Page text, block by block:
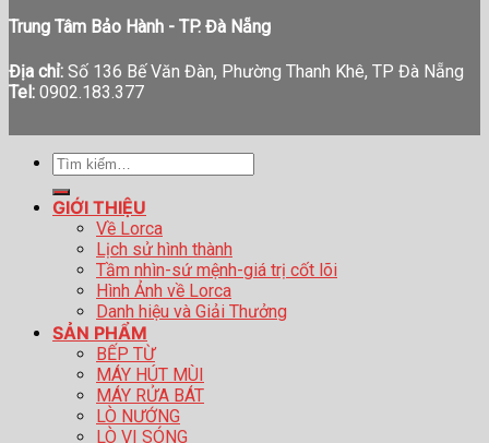
Trung Tâm Bảo Hành - TP. Đà Nẵng
Địa chỉ: Số 136 Bế Văn Đàn, Phường Thanh Khê, TP Đà Nẵng
Tel: 0902.183.377
Tìm
kiếm:
GIỚI THIỆU
Về Lorca
Lịch sử hình thành
Tầm nhìn-sứ mệnh-giá trị cốt lõi
Hình Ảnh về Lorca
Danh hiệu và Giải Thưởng
SẢN PHẨM
BẾP TỪ
MÁY HÚT MÙI
MÁY RỬA BÁT
LÒ NƯỚNG
LÒ VI SÓNG